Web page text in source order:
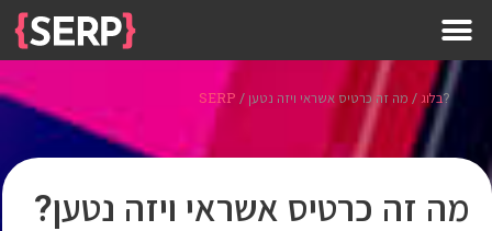
SERP / בלוג / מה זה כרטיס אשראי ויזה נטען?
מה זה כרטיס אשראי ויזה נטען?